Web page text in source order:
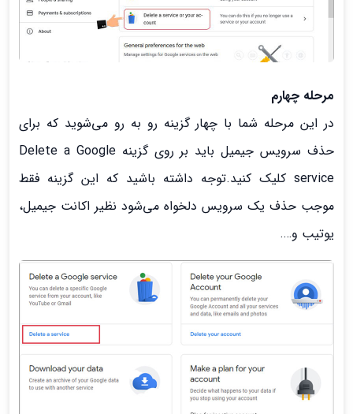
مرحله چهارم
در این مرحله شما با چهار گزینه رو به رو می‌شوید که برای
حذف سرویس جیمیل باید بر روی گزینه Delete a Google
service کلیک کنید.توجه داشته باشید که این گزینه فقط
موجب حذف یک سرویس دلخواه می‌شود نظیر اکانت جیمیل،
یوتیب و….